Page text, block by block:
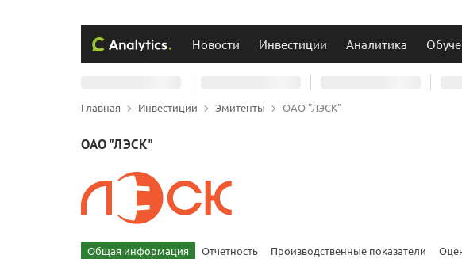
Новости Инвестиции Аналитика
Главная Инвестиции Эмитенты ОАО "ЛЭСК"
ОАО "ЛЭСК"
Общая информация Отчетность Производственные показатели